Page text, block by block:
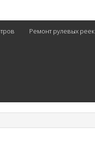
Ремонт рулевых реек